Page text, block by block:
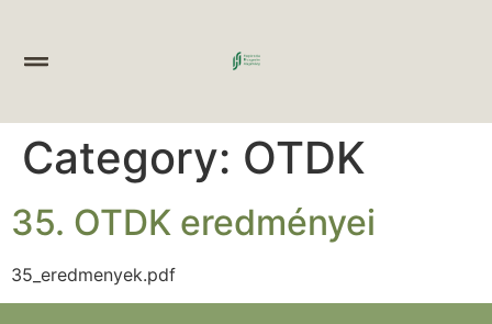
Category: OTDK
35. OTDK eredményei
35_eredmenyek.pdf